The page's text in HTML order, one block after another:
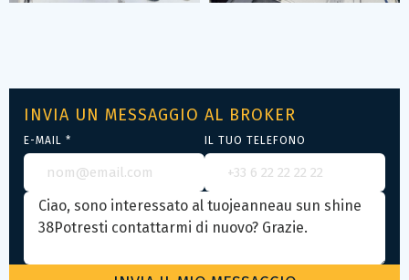
INVIA UN MESSAGGIO AL BROKER
E-MAIL * IL TUO TELEFONO